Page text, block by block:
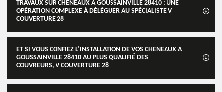
TRAVAUX SUR CHÊNEAUX À GOUSSAINVILLE 28410 : UNE
OPÉRATION COMPLEXE À DÉLÉGUER AU SPÉCIALISTE V
COUVERTURE 28
ET SI VOUS CONFIEZ L’INSTALLATION DE VOS CHÊNEAUX À
GOUSSAINVILLE 28410 AU PLUS QUALIFIÉ DES
COUVREURS, V COUVERTURE 28